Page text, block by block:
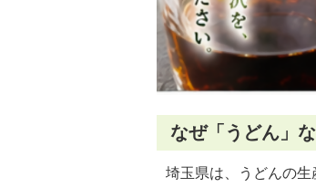
なぜ「うどん」
埼玉県は、うどんの